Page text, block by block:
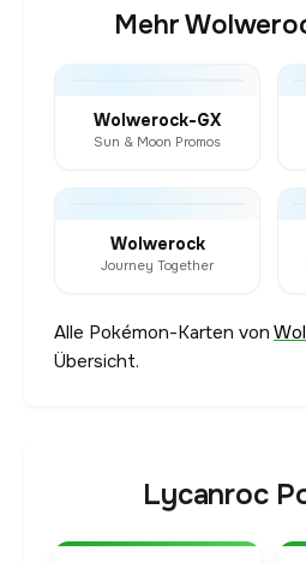
Mehr
Wolwerock-GX
Sun & Moon Promos
Wolwerock
Journey Together
Alle Pokémon-Karten von
Übersicht.
Lycanroc